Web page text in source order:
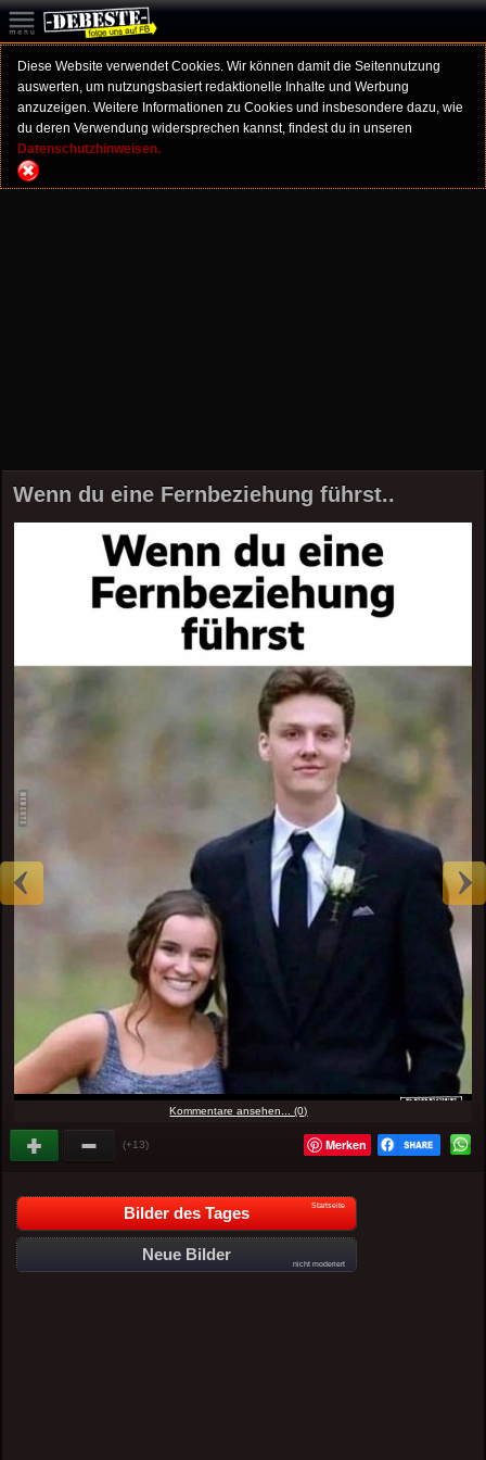
Diese Website verwendet Cookies. Wir können damit die Seitennutzung
auswerten, um nutzungsbasiert redaktionelle Inhalte und Werbung
anzuzeigen. Weitere Informationen zu Cookies und insbesondere dazu, wie
du deren Verwendung widersprechen kannst, findest du in unseren
Datenschutzhinweisen.
Wenn du eine Fernbeziehung führst..
Kommentare ansehen... (0)
(+13) Merken
Bilder des Tages Startseite
Neue Bilder
nicht moderiert